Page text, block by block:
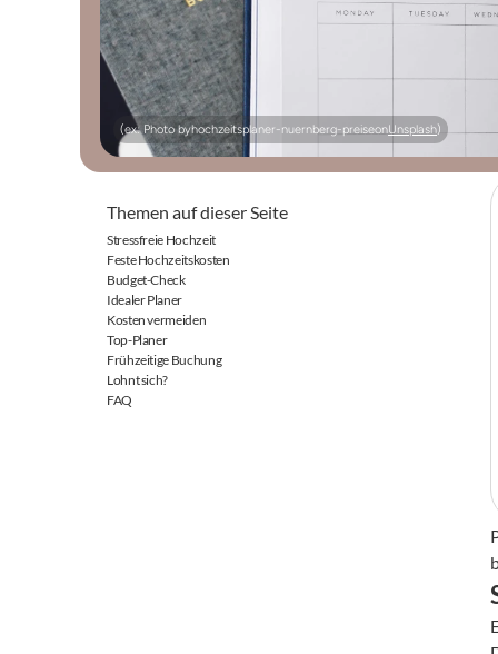
(ex: Photo byhochzeitsplaner-nuernberg-preiseonUnsplash)
Themen auf dieser Seite
Stressfreie Hochzeit
Feste Hochzeitskosten
Budget-Check
Idealer Planer
Kosten vermeiden
Top-Planer
Frühzeitige Buchung
Lohnt sich?
FAQ